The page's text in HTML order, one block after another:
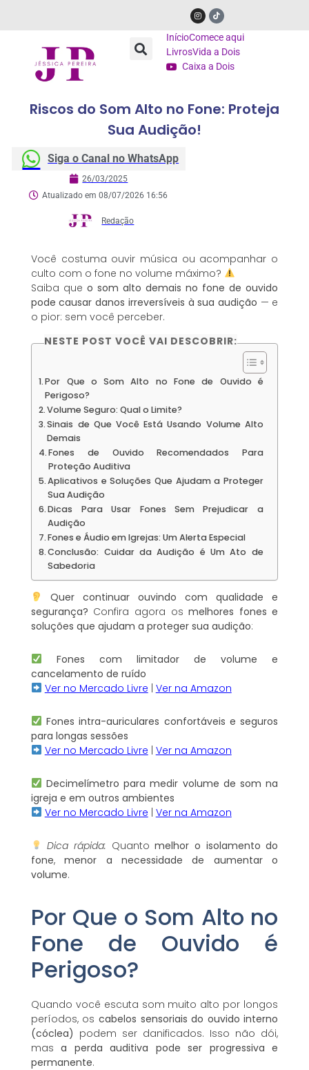
InícioComece aqui
LivrosVida a Dois
Caixa a Dois
Riscos do Som Alto no Fone: Proteja
Sua Audição!
Siga o Canal no WhatsApp
26/03/2025
Atualizado em 08/07/2026 16:56
Redação
Você costuma ouvir música ou acompanhar o
culto com o fone no volume máximo?
Saiba que o som alto demais no fone de ouvido
pode causar danos irreversíveis à sua audição — e
o pior: sem você perceber.
NESTE POST VOCÊ VAI DESCOBRIR:
Por Que o Som Alto no Fone de Ouvido é
Perigoso?
Volume Seguro: Qual o Limite?
Sinais de Que Você Está Usando Volume Alto
Demais
Fones de Ouvido Recomendados Para
Proteção Auditiva
Aplicativos e Soluções Que Ajudam a Proteger
Sua Audição
Dicas Para Usar Fones Sem Prejudicar a
Audição
Fones e Áudio em Igrejas: Um Alerta Especial
Conclusão: Cuidar da Audição é Um Ato de
Sabedoria
Quer continuar ouvindo com qualidade e
segurança? Confira agora osmelhores fones e
soluções que ajudam a proteger sua audição:
Fones com limitador de volume e
cancelamento de ruído
Ver no Mercado Livre | Ver na Amazon
Fones intra-auriculares confortáveis e seguros
para longas sessões
Ver no Mercado Livre | Ver na Amazon
Decimelímetro para medir volume de som na
igreja e em outros ambientes
Ver no Mercado Livre | Ver na Amazon
Dica rápida: Quantomelhor o isolamento do
fone,menor a necessidade de aumentar o
volume.
Por Que o Som Alto no
Fone de Ouvido é
Perigoso?
Quando você escuta som muito alto por longos
períodos, os cabelos sensoriais do ouvido interno
(cóclea) podem ser danificados. Isso não dói,
masa perda auditiva pode ser progressiva e
permanente.